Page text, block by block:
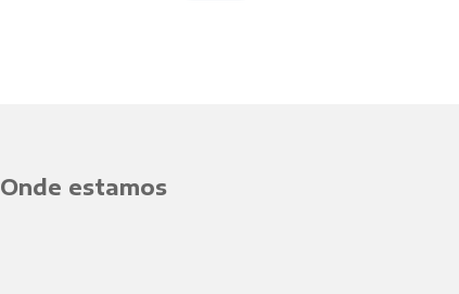
Onde estamos